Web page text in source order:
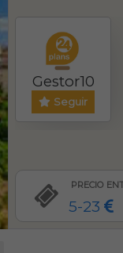
Gestor10
Seguir
PRECIO
5-23